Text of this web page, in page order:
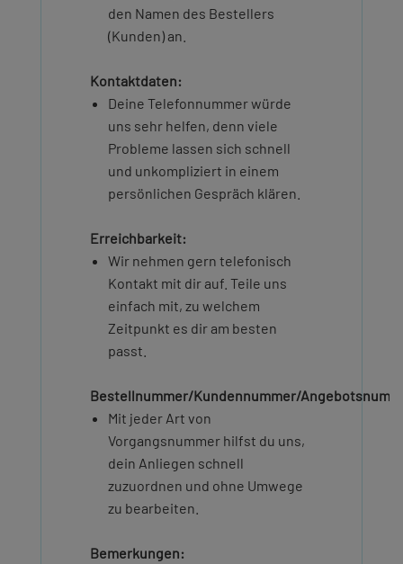
den Namen des Bestellers
(Kunden) an.
Kontaktdaten:
Deine Telefonnummer würde
uns sehr helfen, denn viele
Probleme lassen sich schnell
und unkompliziert in einem
persönlichen Gespräch klären.
Erreichbarkeit:
Wir nehmen gern telefonisch
Kontakt mit dir auf. Teile uns
einfach mit, zu welchem
Zeitpunkt es dir am besten
passt.
Bestellnummer/Kundennummer/
Mit jeder Art von
Vorgangsnummer hilfst du uns,
dein Anliegen schnell
zuzuordnen und ohne Umwege
zu bearbeiten.
Bemerkungen: